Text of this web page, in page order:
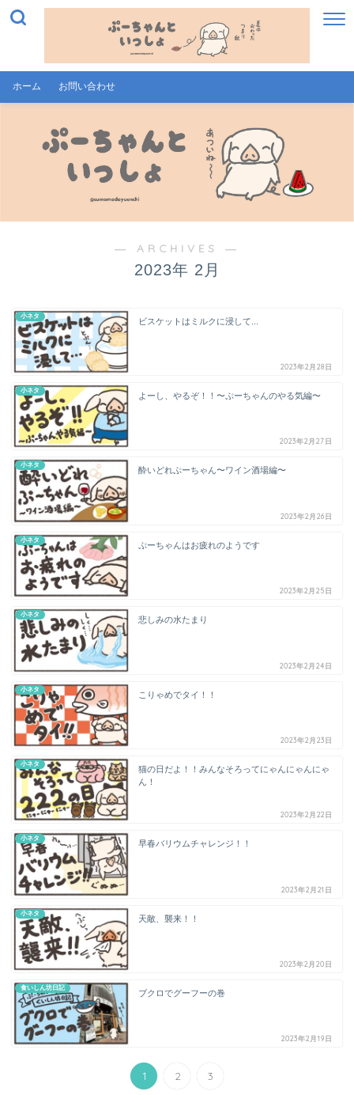
ホーム お問い合わせ
― ARCHIVES ―
2023年 2月
小ネタ
ビスケットはミルクに浸して...
2023年2月28日
小ネタ
よーし、やるぞ！！〜ぷーちゃんのやる気編〜
2023年2月27日
小ネタ
酔いどれぷーちゃん〜ワイン酒場編〜
2023年2月26日
小ネタ
ぷーちゃんはお疲れのようです
2023年2月25日
小ネタ
悲しみの水たまり
2023年2月24日
小ネタ
こりゃめでタイ！！
2023年2月23日
小ネタ
猫の日だよ！！みんなそろってにゃんにゃんにゃ
ん！
2023年2月22日
小ネタ
早春バリウムチャレンジ！！
2023年2月21日
小ネタ
天敵、襲来！！
2023年2月20日
食いしん坊日記
ブクロでグーフーの巻
2023年2月19日
1 2 3